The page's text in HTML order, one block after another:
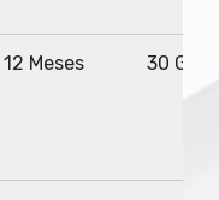
12 Meses 30